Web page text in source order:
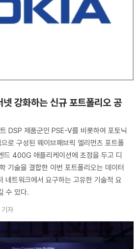
강화하는 신규 포트폴리오 공
DSP 제품군인 PSE-V를 비롯하여 포토닉
로 구성된 웨이브패브릭 엘리먼츠 포트폴
드 400G 애플리케이션에 초점을 두고 디
기술을 결합한 이번 포트폴리오는 데이터
네트워크에서 요구하는 고유한 기술적 요
수 있다.
기자